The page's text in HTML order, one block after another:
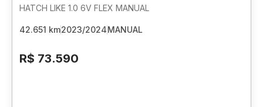
HATCH LIKE 1.0 6V FLEX MANUAL
42.651 km2023/2024MANUAL
R$ 73.590